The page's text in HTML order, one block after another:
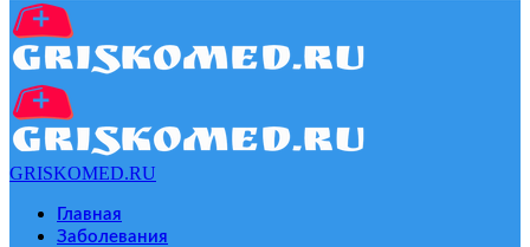
GRISKOMED.RU
Главная
Заболевания